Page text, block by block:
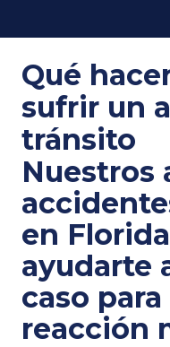
Qué
sufrir un
tránsito
Nuestros
en
ayudarte
caso
reacción